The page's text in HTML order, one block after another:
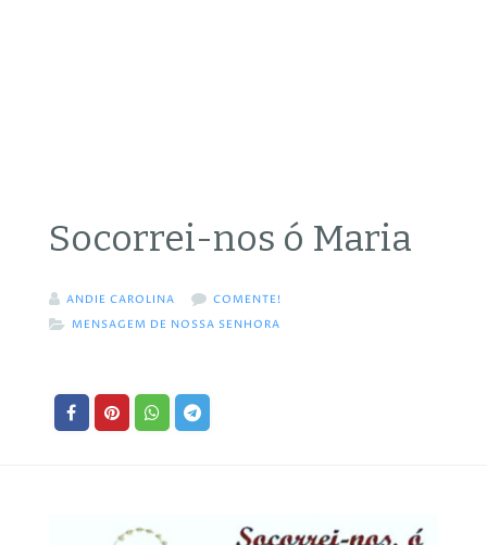
Socorrei-nos ó Maria
ANDIE CAROLINA
COMENTE!
MENSAGEM DE NOSSA SENHORA